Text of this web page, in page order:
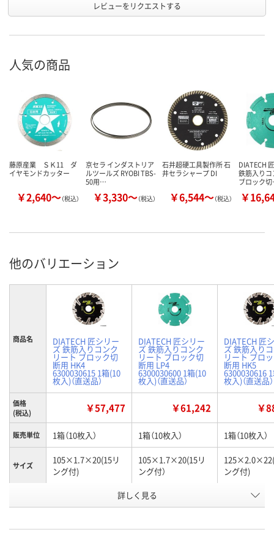
レビューをリクエストする
人気の商品
藤原産業 ＳＫ11 ダ
イヤモンドカッター
￥2,640～（税込）
京セラ インダストリア
ルツールズ RYOBI TBS-
50用…
￥3,330～（税込）
石井超硬工具製作所 石
井セラシャープ DI
￥6,544～（税込）
DIATECH
鉄筋入り
ブロック
￥
他のバリエーション
商品名 DIATECH 匠シリー
ズ 鉄筋入りコンク
リート ブロック切
断用 HK4
6300030615 1箱(10
枚入)（直送品）
DIATECH 匠シリー
ズ 鉄筋入りコンク
リート ブロック切
断用 LP4
6300030600 1箱(10
枚入)（直送品）
DIATECH 匠
ズ 鉄筋入り
リート ブロ
断用 HK5
6300030616
枚入)（直送品）
価格
(税込)
￥57,477 ￥61,242 ￥
販売単位 1箱（10枚入） 1箱（10枚入） 1箱（10枚入）
サイズ
105×1.7×20(15リ
ング付)
105×1.7×20(15リ
ング付）
ング付)
LP4
号
詳しく見る